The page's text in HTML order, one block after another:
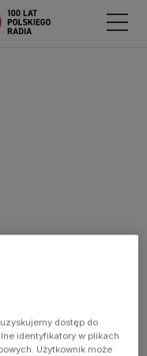
dostęp do
identyfikatory w plikach
Użytkownik może